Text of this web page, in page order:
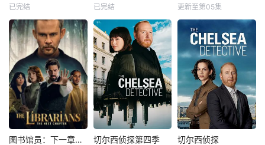
已完结 已完结 更新至第05集
图书馆员：下一章第二季 切尔西侦探第四季 切尔西侦探